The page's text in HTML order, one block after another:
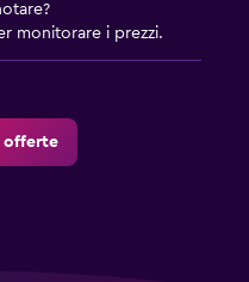
monitorare i prezzi.
offerte